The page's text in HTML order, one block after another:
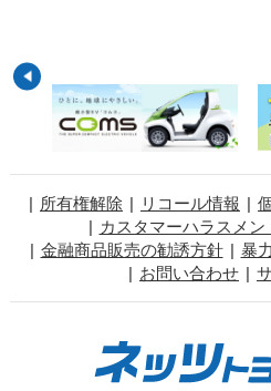
所有権解除 リコール情報
カスタマーハラスメ
金融商品販売の勧誘方針
暴
お問い合わせ